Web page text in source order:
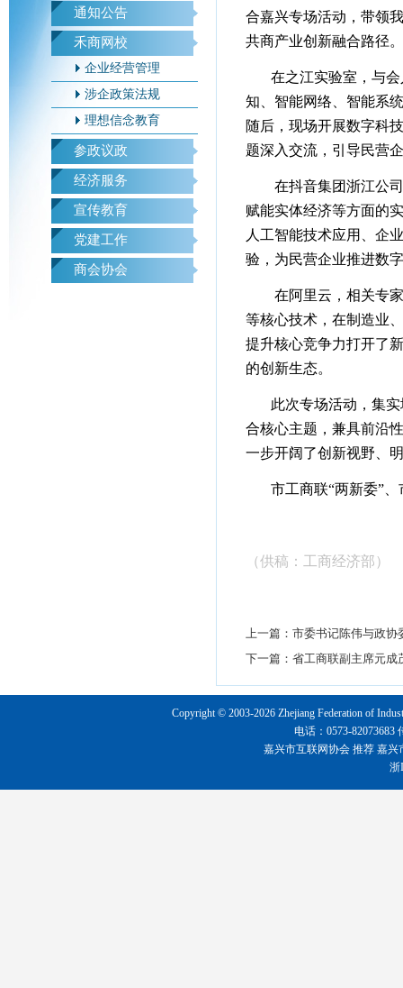
通知公告
禾商网校
企业经营管理
涉企政策法规
理想信念教育
参政议政
经济服务
宣传教育
党建工作
商会协会
合嘉兴专场活动，带领
共商产业创新融合路径
在之江实验室，与
知、智能网络、智能系
随后，现场开展数字科
题深入交流，引导民营
在抖音集团浙江公
赋能实体经济等方面的
人工智能技术应用、企
验，为民营企业推进数
在阿里云，相关专
等核心技术，在制造业
提升核心竞争力打开了
的创新生态。
此次专场活动，集
合核心主题，兼具前沿
一步开阔了创新视野、
市工商联“两新委”
（供稿 ：工商经济部 ）
上一篇：市委书记陈伟与政协
下一篇：省工商联副主席元成
Copyright © 2003-2026 Zhejiang Federation of
电话：0573-82073683
嘉兴市互联网协会 推荐嘉兴
浙